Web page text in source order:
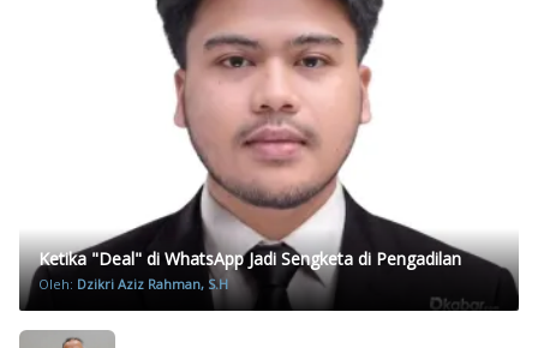
Ketika "Deal" di WhatsApp Jadi Sengketa di Pengadilan
Oleh: Dzikri Aziz Rahman, S.H